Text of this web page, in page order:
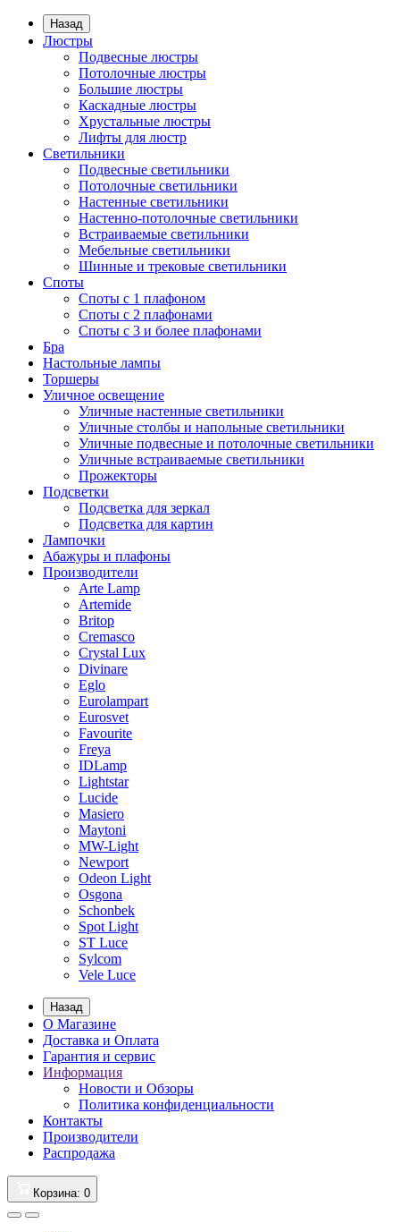
Назад
Люстры
Подвесные люстры
Потолочные люстры
Большие люстры
Каскадные люстры
Хрустальные люстры
Лифты для люстр
Светильники
Подвесные светильники
Потолочные светильники
Настенные светильники
Настенно-потолочные светильники
Встраиваемые светильники
Мебельные светильники
Шинные и трековые светильники
Споты
Споты с 1 плафоном
Споты с 2 плафонами
Споты с 3 и более плафонами
Бра
Настольные лампы
Торшеры
Уличное освещение
Уличные настенные светильники
Уличные столбы и напольные светильники
Уличные подвесные и потолочные светильники
Уличные встраиваемые светильники
Прожекторы
Подсветки
Подсветка для зеркал
Подсветка для картин
Лампочки
Абажуры и плафоны
Производители
Arte Lamp
Artemide
Britop
Cremasco
Crystal Lux
Divinare
Eglo
Eurolampart
Eurosvet
Favourite
Freya
IDLamp
Lightstar
Lucide
Masiero
Maytoni
MW-Light
Newport
Odeon Light
Osgona
Schonbek
Spot Light
ST Luce
Sylcom
Vele Luce
Назад
О Магазине
Доставка и Оплата
Гарантия и сервис
Информация
Новости и Обзоры
Политика конфиденциальности
Контакты
Производители
Распродажа
Корзина: 0